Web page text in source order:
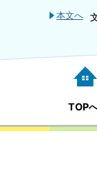
本文へ
TOP